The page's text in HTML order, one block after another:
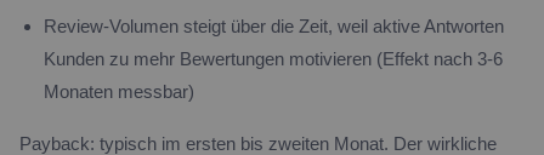
Review-Volumen steigt über die Zeit, weil aktive Antworten
Kunden zu mehr Bewertungen motivieren (Effekt nach 3-6
Monaten messbar)
Payback: typisch im ersten bis zweiten Monat. Der wirkliche